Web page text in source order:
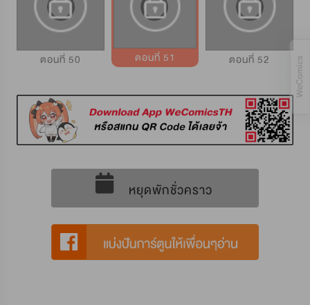
ตอนที่ 50 ตอนที่ 51 ตอนที่ 52
หยุดพักชั่วคราว